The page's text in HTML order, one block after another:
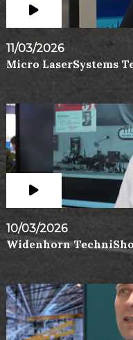
11/03/2026
Micro LaserSystems
10/03/2026
Widenhorn